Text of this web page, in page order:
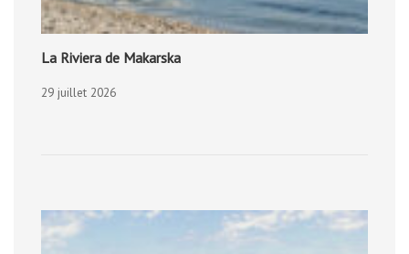
La Riviera de Makarska
29 juillet 2026